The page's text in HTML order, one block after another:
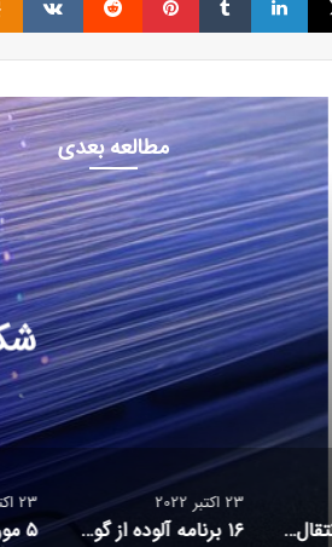
مطالعه بعدی
فضای مجازی
23 اکتبر 2022
شکست رکورد انتقال
۱۶ برنامه آلوده از گوگل پلی پاک شدند